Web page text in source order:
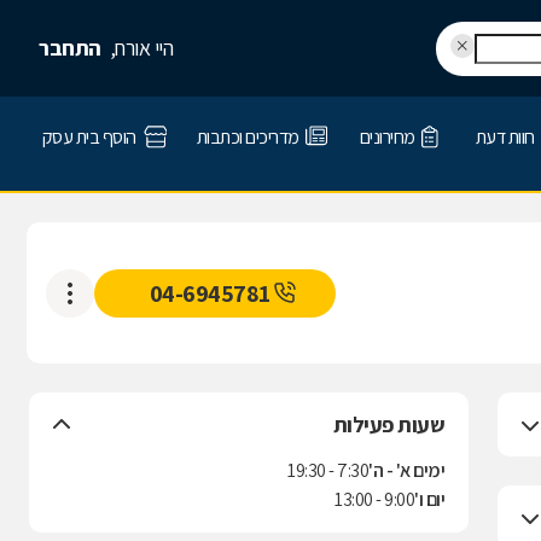
היי אורח, התחבר
חוות דעת מחירונים מדריכים וכתבות הוסף בית עסק
04-6945781
שעות פעילות
ימים א' - ה'7:30 - 19:30
יום ו'9:00 - 13:00